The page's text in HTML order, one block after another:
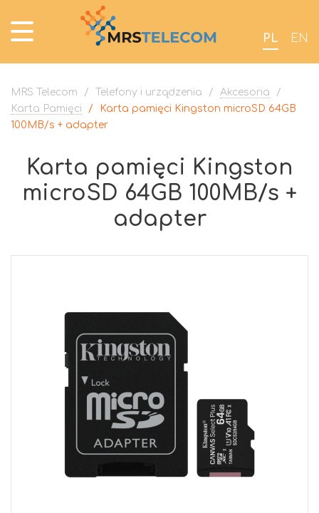
PL EN
MRS Telecom / Telefony i urządzenia / Akcesoria
/
Karta Pamięci
/
Karta pamięci Kingston microSD 64GB
100MB/s + adapter
Karta pamięci Kingston
microSD 64GB 100MB/s +
adapter